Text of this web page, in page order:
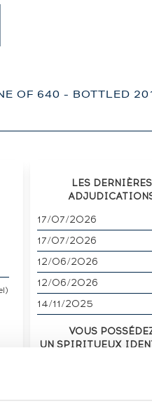
OF 640 - BOTTLED
LES DERNIÈRES
17/07/2026
17/07/2026
12/06/2026
12/06/2026
14/11/2025
VOUS
UN SPIRITUEUX